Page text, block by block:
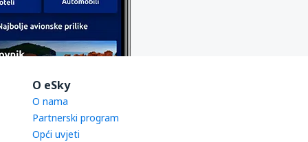
O eSky
O nama
Partnerski program
Opći uvjeti